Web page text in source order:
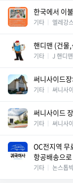
한국에서 이
기타 엘레강
핸디맨 (건물
기타 J 핸디맨
써니사이드
기타 써니사
써니사이드
기타 써니사
OC전지역 무
항공배송으
기타 논스톱